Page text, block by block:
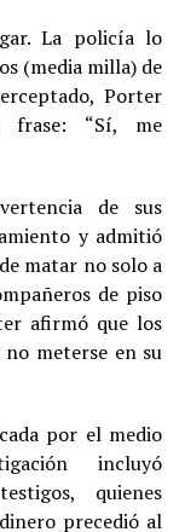
La policía lo
(media milla) de
Porter
frase: “Sí, me
de sus
y admitió
matar no solo a
de piso
afirmó que los
meterse en su
por el medio
incluyó
quienes
precedió al